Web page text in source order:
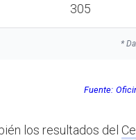
305
*
Fuente:
los resultados del